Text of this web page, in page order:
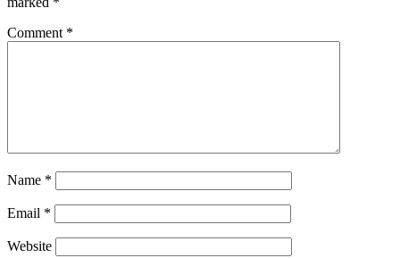
Comment *
Name *
Email *
Website